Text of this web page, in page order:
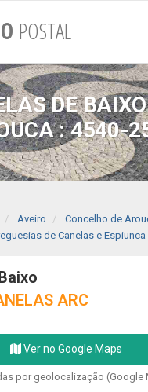
POSTAL
DE
: 4540-
Aveiro
Concelho de
de Canelas e Espiunca
ARC
Ver no Google Maps
por geolocalização (Google